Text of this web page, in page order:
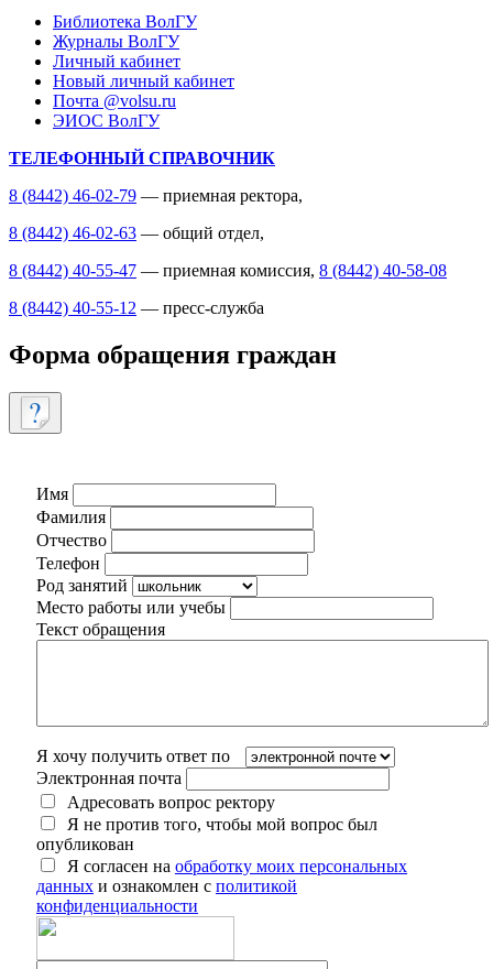
Библиотека ВолГУ
Журналы ВолГУ
Личный кабинет
Новый личный кабинет
Почта @volsu.ru
ЭИОС ВолГУ
ТЕЛЕФОННЫЙ СПРАВОЧНИК
8 (8442) 46-02-79 — приемная ректора,
8 (8442) 46-02-63 — общий отдел,
8 (8442) 40-55-47 — приемная комиссия, 8 (8442) 40-58-08
8 (8442) 40-55-12 — пресс-служба
Форма обращения граждан
Имя
Фамилия
Отчество
Телефон
Род занятий
Место работы или учебы
Текст обращения
Я хочу получить ответ по
Электронная почта
Адресовать вопрос ректору
Я не против того, чтобы мой вопрос был
опубликован
Я согласен на обработку моих персональных
данных и ознакомлен с политикой
конфиденциальности